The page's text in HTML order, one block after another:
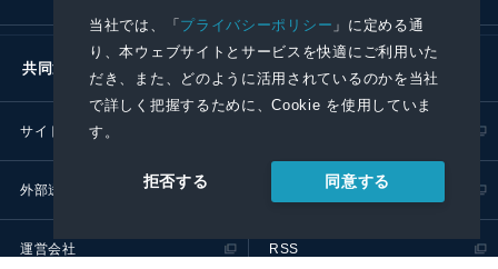
当社では、「プライバシーポリシー 」に定める通
り、本ウェブサイトとサービスを快適にご利用いた
だき、また、どのように活用されているのかを当社
で詳しく把握するために、Cookie を使用していま
す。
拒否する 同意する
共同通信社グループ
サイトポリシー
外部送信ポリシー プレスリリース取扱基準
運営会社 RSS